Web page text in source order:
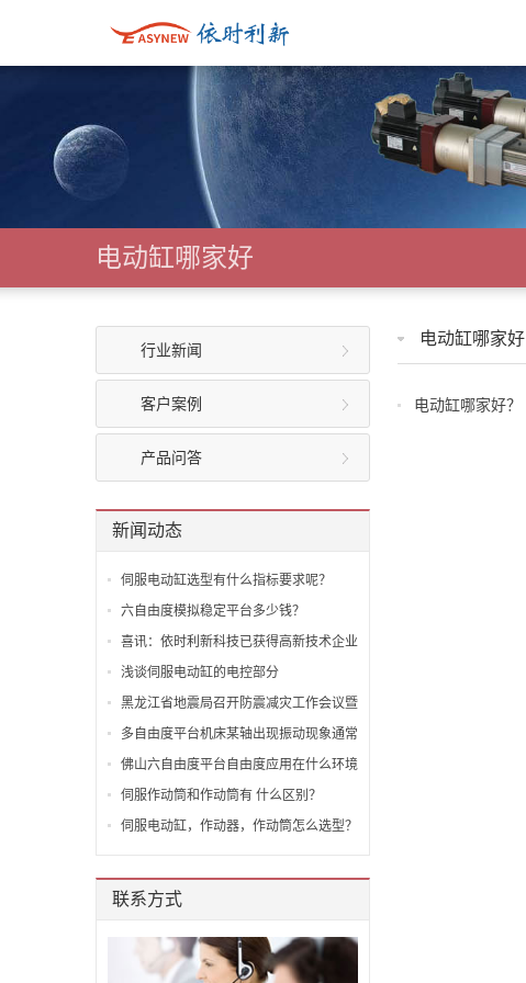
电动缸哪家好
电动缸哪家好
电动缸哪家好？
行业新闻
客户案例
产品问答
新闻动态
伺服电动缸选型有什么指标要求呢？
六自由度模拟稳定平台多少钱？
喜讯：依时利新科技已获得高新技术企业
认证
浅谈伺服电动缸的电控部分
黑龙江省地震局召开防震减灾工作会议暨
全面从严治党工作会议
多自由度平台机床某轴出现振动现象通常
的原因！
佛山六自由度平台自由度应用在什么环境
呢？
伺服作动筒和作动筒有 什么区别？
伺服电动缸，作动器，作动筒怎么选型？
联系方式